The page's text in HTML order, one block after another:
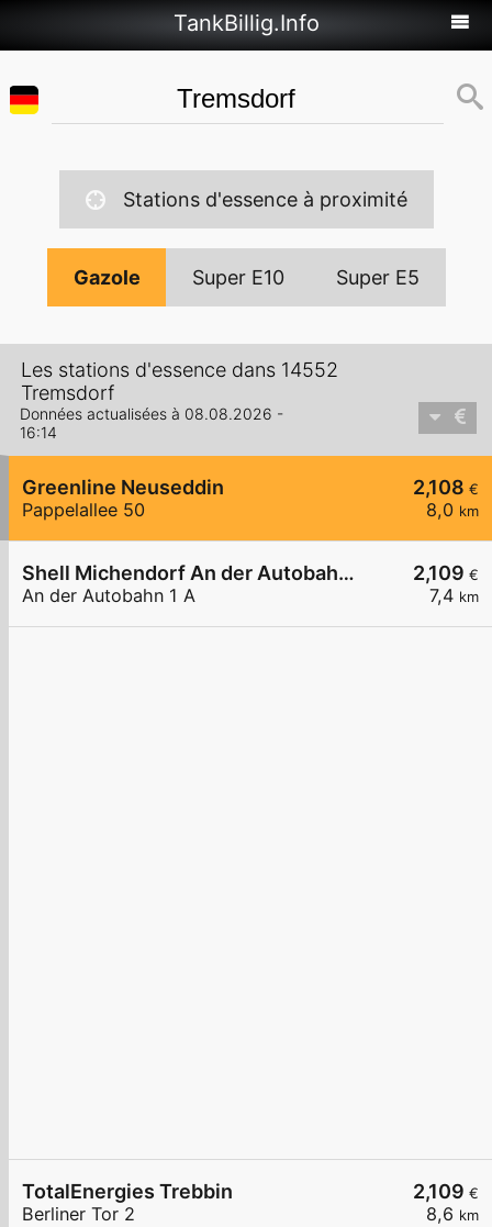
TankBillig.Info
Stations d'essence à proximité
Gazole Super E10 Super E5
Les stations d'essence dans 14552
Tremsdorf
Données actualisées à 08.08.2026 -
16:14
2,108 €
8,0 km
Greenline Neuseddin
Pappelallee 50
2,109 €
7,4 km
Shell Michendorf An der Autobahn 1 A
An der Autobahn 1 A
2,109 €
8,6 km
TotalEnergies Trebbin
Berliner Tor 2